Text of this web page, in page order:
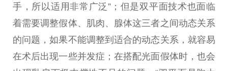
手，所以适用非常广泛”；但是双平面技术也面临
着需要调整假体、肌肉、腺体这三者之间动态关系
的问题，如果不能调整到适合的动态关系，就容易
在术后出现一些并发症；在搭配光面假体时，也会